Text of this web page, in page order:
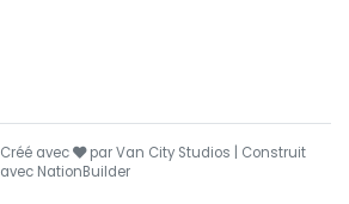
Créé avec soin
parVan City Studios | Construit
avec NationBuilder